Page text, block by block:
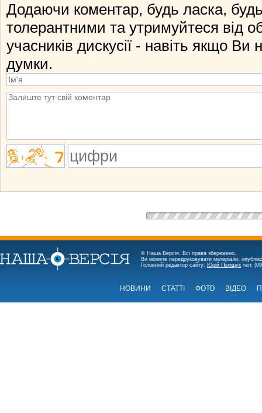
Додаючи коментар, будь ласка,
толерантними та утримуйтеся від
учасників дискусії - навіть якщо Ви
думки.
© Наша Версія. Всі права збережено.
Ви можете передруковувати матеріали,
Головний редактор сайту: Юрій Поліщук тел:
НОВИНИ СТАТТІ ФОТО ВІДЕО